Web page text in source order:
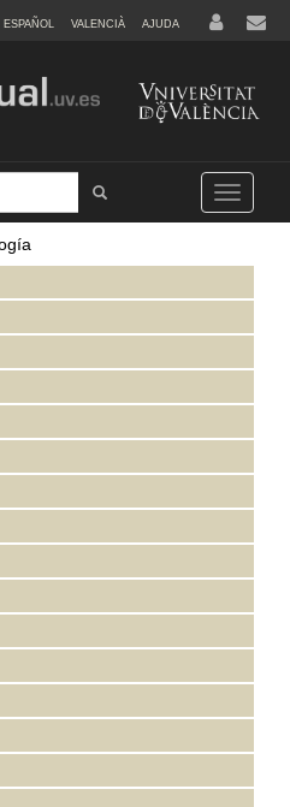
ESPAÑOL VALENCIÀ AJUDA
Tramet
Toggle
navigation